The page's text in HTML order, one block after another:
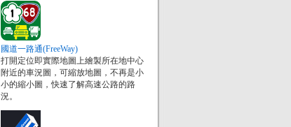
國道一路通(FreeWay)
打開定位即實際地圖上繪製所在地中心
附近的車況圖，可縮放地圖，不再是小
小的縮小圖，快速了解高速公路的路
況。